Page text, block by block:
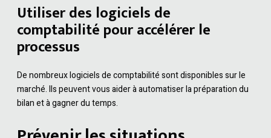
Utiliser des logiciels de
comptabilité pour accélérer le
processus
De nombreux logiciels de comptabilité sont disponibles sur le
marché. Ils peuvent vous aider à automatiser la préparation du
bilan et à gagner du temps.